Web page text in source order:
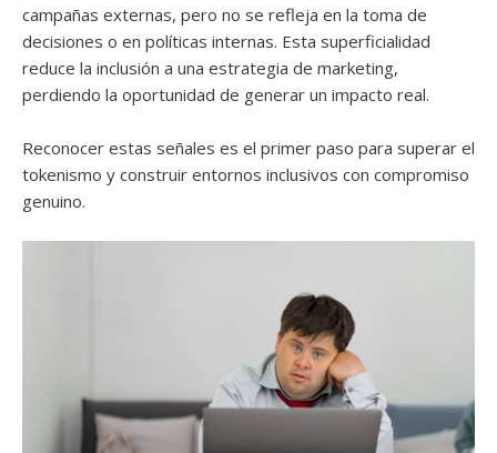
campañas externas, pero no se refleja en la toma de
decisiones o en políticas internas. Esta superficialidad
reduce la inclusión a una estrategia de marketing,
perdiendo la oportunidad de generar un impacto real.
Reconocer estas señales es el primer paso para superar el
tokenismo y construir entornos inclusivos con compromiso
genuino.